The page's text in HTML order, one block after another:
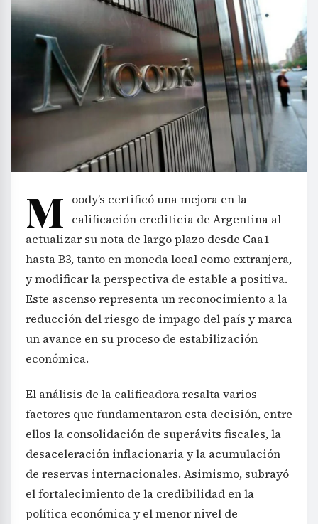
M oody’s certificó una mejora en la
calificación crediticia de Argentina al
actualizar su nota de largo plazo desde Caa1
hasta B3, tanto en moneda local como extranjera,
y modificar la perspectiva de estable a positiva.
Este ascenso representa un reconocimiento a la
reducción del riesgo de impago del país y marca
un avance en su proceso de estabilización
económica.
El análisis de la calificadora resalta varios
factores que fundamentaron esta decisión, entre
ellos la consolidación de superávits fiscales, la
desaceleración inflacionaria y la acumulación
de reservas internacionales. Asimismo, subrayó
el fortalecimiento de la credibilidad en la
política económica y el menor nivel de